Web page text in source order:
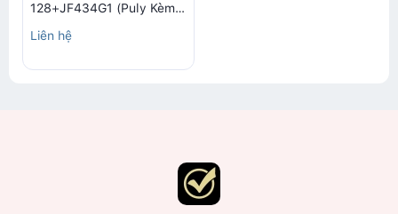
128+JF434G1 (Puly Kèm
Liên hệ